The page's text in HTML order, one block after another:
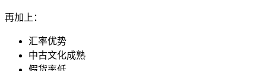
再加上：
汇率优势
中古文化成熟